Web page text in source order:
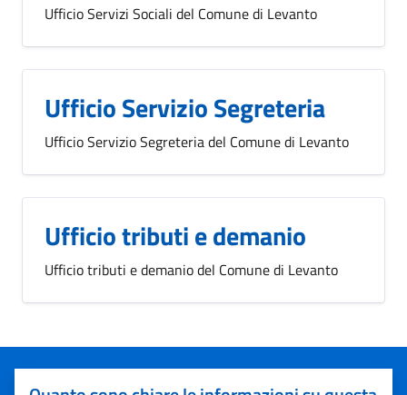
Ufficio Servizi Sociali del Comune di Levanto
Ufficio Servizio Segreteria
Ufficio Servizio Segreteria del Comune di Levanto
Ufficio tributi e demanio
Ufficio tributi e demanio del Comune di Levanto